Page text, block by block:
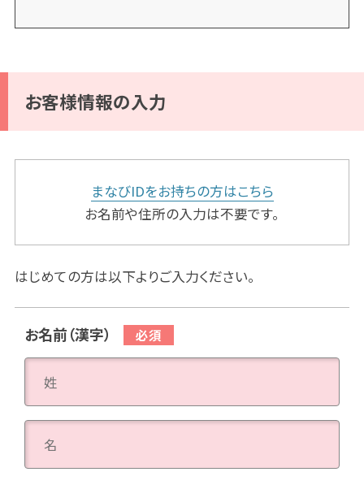
お客様情報の入力
まなびIDをお持ちの方はこちら
お名前や住所の入力は不要です。
はじめての方は以下よりご入力ください。
お名前（漢字）